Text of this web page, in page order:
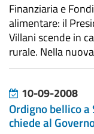
Finanziaria e
alimentare: il
Villani scende in
rurale. Nella
10-09-2008
Ordigno bellico
chiede al